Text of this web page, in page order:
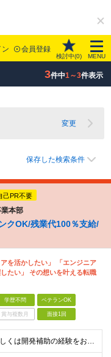
ン 会員登録
検討中(0) MENU
3件中1～3件表示
変更
保存した検索条件
己PR不要
本部
クOK/残業代100％支給/
アを活かしたい」 「エンジニア
たい」 その想いを叶える転職
学歴不問 ベテランOK
賞与複数月 面接1回
■何らかの開発経験もしくは開発補助の経験をお持ちの方 ■学歴不問 ★ブランクのある方、地方在住の方も大歓迎です！